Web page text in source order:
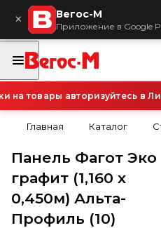
× Вегос-М
Приложение в Google
товары авторизуйтесь в
Главная Каталог
Панель Фагот Эко
графит (1,160 х
0,450м) Альта-
Профиль (10)